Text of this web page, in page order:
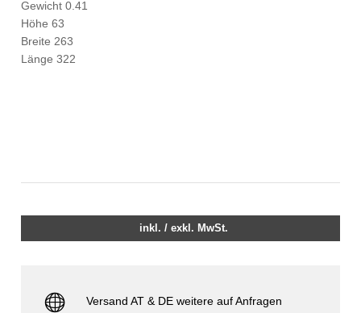
Gewicht 0.41
Höhe 63
Breite 263
Länge 322
inkl. / exkl. MwSt.
Versand AT & DE weitere auf Anfragen